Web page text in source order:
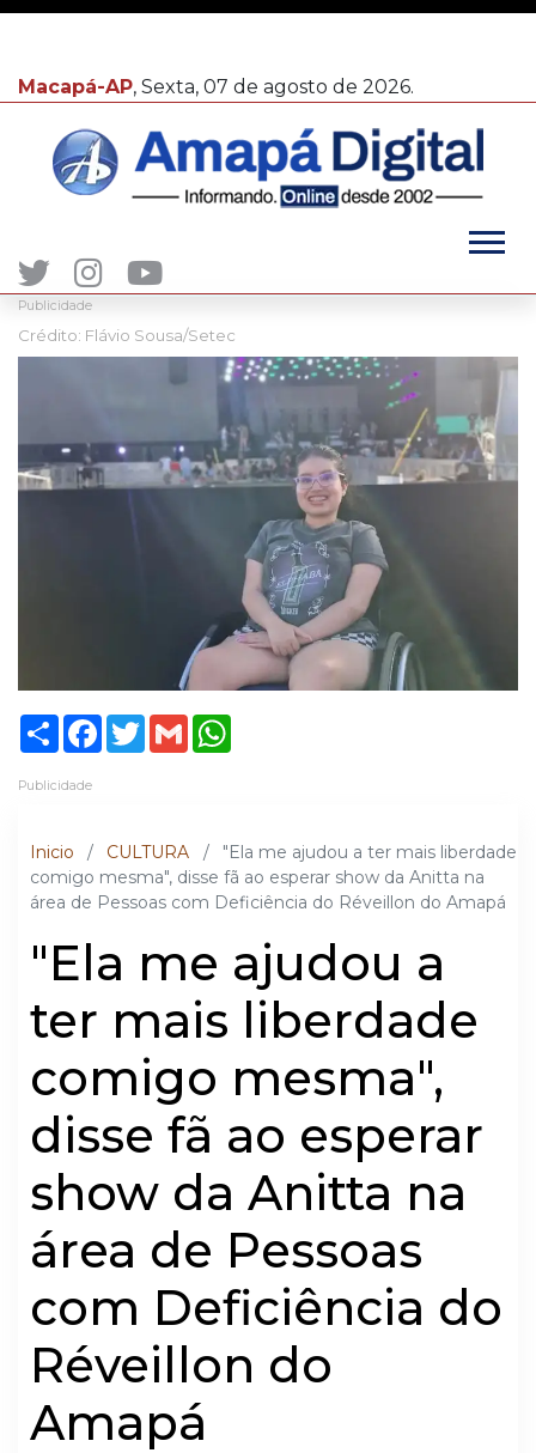
Macapá-AP, Sexta, 07 de agosto de 2026.
Publicidade
Crédito: Flávio Sousa/Setec
ShareFacebook
TwitterGmail
Publicidade
Inicio / CULTURA /
"Ela me ajudou a ter mais liberdade
comigo mesma", disse fã ao esperar show da Anitta na
área de Pessoas com Deficiência do Réveillon do Amapá
"Ela me ajudou a
ter mais liberdade
comigo mesma",
disse fã ao esperar
show da Anitta na
área de Pessoas
com Deficiência do
Réveillon do
Amapá